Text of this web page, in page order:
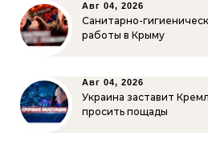
Авг 04, 2026
Санитарно-
работы в Крыму
Авг 04, 2026
Украина заставит
просить пощады